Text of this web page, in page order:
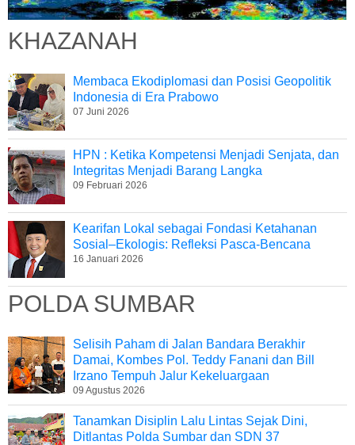
KHAZANAH
Membaca Ekodiplomasi dan Posisi Geopolitik
Indonesia di Era Prabowo
07 Juni 2026
HPN : Ketika Kompetensi Menjadi Senjata, dan
Integritas Menjadi Barang Langka
09 Februari 2026
Kearifan Lokal sebagai Fondasi Ketahanan
Sosial–Ekologis: Refleksi Pasca-Bencana
16 Januari 2026
POLDA SUMBAR
Selisih Paham di Jalan Bandara Berakhir
Damai, Kombes Pol. Teddy Fanani dan Bill
Irzano Tempuh Jalur Kekeluargaan
09 Agustus 2026
Tanamkan Disiplin Lalu Lintas Sejak Dini,
Ditlantas Polda Sumbar dan SDN 37